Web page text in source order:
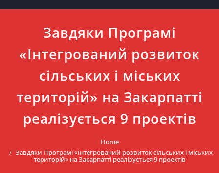
Завдяки Програмі
«Інтегрований розвиток
сільських і міських
територій» на Закарпатті
реалізується 9 проектів
Home
Завдяки Програмі «Інтегрований розвиток сільських і міських
територій» на Закарпатті реалізується 9 проектів